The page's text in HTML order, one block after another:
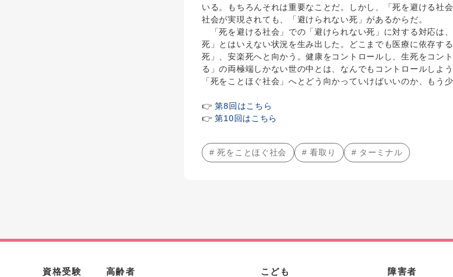
いる。もちろんそれは重要なことだ。しかし、「死を避ける社
社会が実現されても、「避けられない死」があるからだ。
「死を避ける社会」での「避けられない死」に対する対応は
死」とはいえない状況を生み出した。どこまでも医療に依存す
死」、安楽死へと向かう。健康をコントロールし、生死をコン
る」の両極端しかない世の中とは、なんでもコントロールしよ
「死をことほぐ社会」へとどう向かっていけばいいのか、もう
👉第8回はこちら
👉第10回はこちら
# 死をことほぐ社会 # 看取り # ターミナル
資格受験 高齢者 こども 障害者